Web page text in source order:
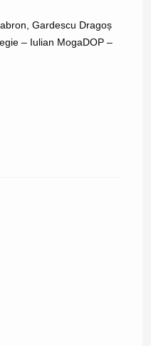
Gardescu Dragoș
– Iulian MogaDOP –